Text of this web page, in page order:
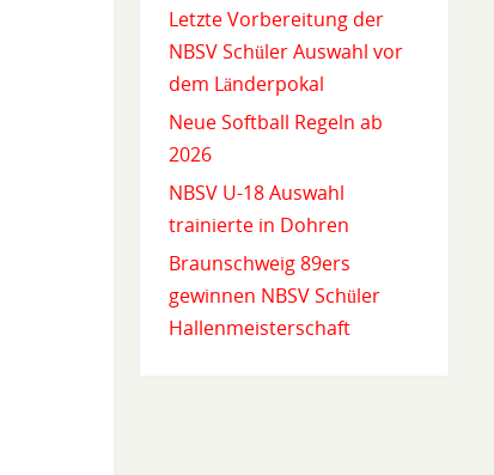
Letzte Vorbereitung der
NBSV Schüler Auswahl vor
dem Länderpokal
Neue Softball Regeln ab
2026
NBSV U-18 Auswahl
trainierte in Dohren
Braunschweig 89ers
gewinnen NBSV Schüler
Hallenmeisterschaft